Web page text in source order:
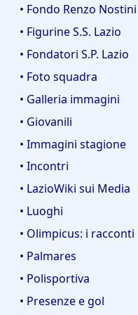
• Fondo Renzo Nostini
• Figurine S.S. Lazio
• Fondatori S.P. Lazio
• Foto squadra
• Galleria immagini
• Giovanili
• Immagini stagione
• Incontri
• LazioWiki sui Media
• Luoghi
• Olimpicus: i racconti
• Palmares
• Polisportiva
• Presenze e gol